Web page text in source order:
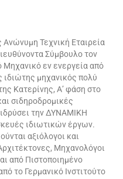
Τεχνική Εταιρεία
Σύμβουλο τον
εν ενεργεία από
μηχανικός πολύ
Κατερίνης, Α’ φάση στο
σιδηροδρομικές
την ΔΥΝΑΜΙΚΗ
ιδιωτικών έργων.
αξιόλογοι και
Μηχανολόγοι
από Πιστοποιημένο
το Γερμανικό Ινστιτούτο